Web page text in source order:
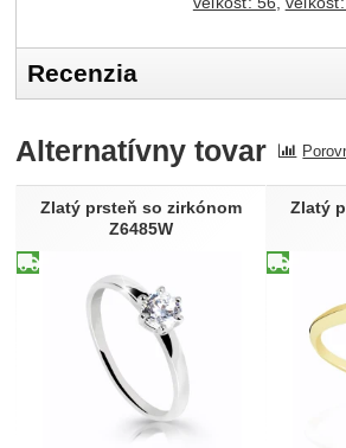
Recenzia
Recenzia
Nebola pridaná žiadna
Alternatívny tovar
Zlatý prsteň so zirkónom
Z6485W
Zlatý